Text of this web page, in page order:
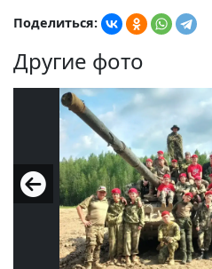
Поделиться:
Другие фото